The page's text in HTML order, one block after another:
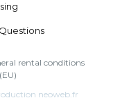
rental conditions
neoweb.fr